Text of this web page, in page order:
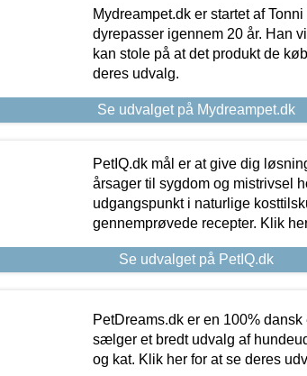
Mydreampet.dk er startet af
dyrepasser igennem 20 år. Han
kan stole på at det produkt de
deres udvalg.
Se udvalget på Mydreampet.dk
PetIQ.dk mål er at give dig
årsager til sygdom og mistrivsel
udgangspunkt i naturlige
gennemprøvede recepter. Klik
Se udvalget på PetIQ.dk
PetDreams.dk er en 100%
sælger et bredt udvalg af
og kat. Klik her for at se deres